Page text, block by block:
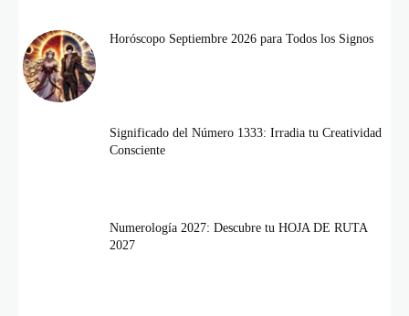
Horóscopo Septiembre 2026 para Todos los Signos
Significado del Número 1333: Irradia tu Creatividad
Consciente
Numerología 2027: Descubre tu HOJA DE RUTA
2027